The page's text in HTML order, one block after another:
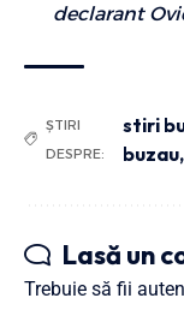
declarant
ȘTIRI
DESPRE:
stiri
buzau,
Lasă un
Trebuie să fii